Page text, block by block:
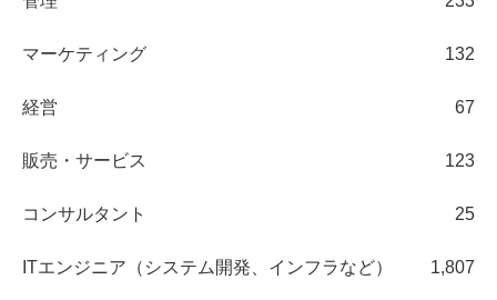
マーケティング 132
経営 67
販売・サービス 123
コンサルタント 25
ITエンジニア（システム開発、インフラなど） 1,807